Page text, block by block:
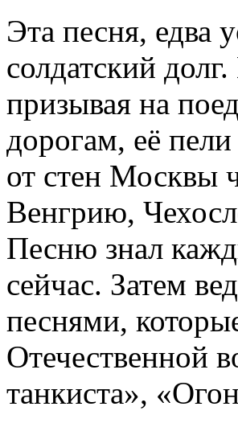
Эта песня, едва
солдатский
призывая на
дорогам, её
от стен Москвы
Венгрию,
Песню знал
сейчас. Затем
песнями,
Отечественной
танкиста»,